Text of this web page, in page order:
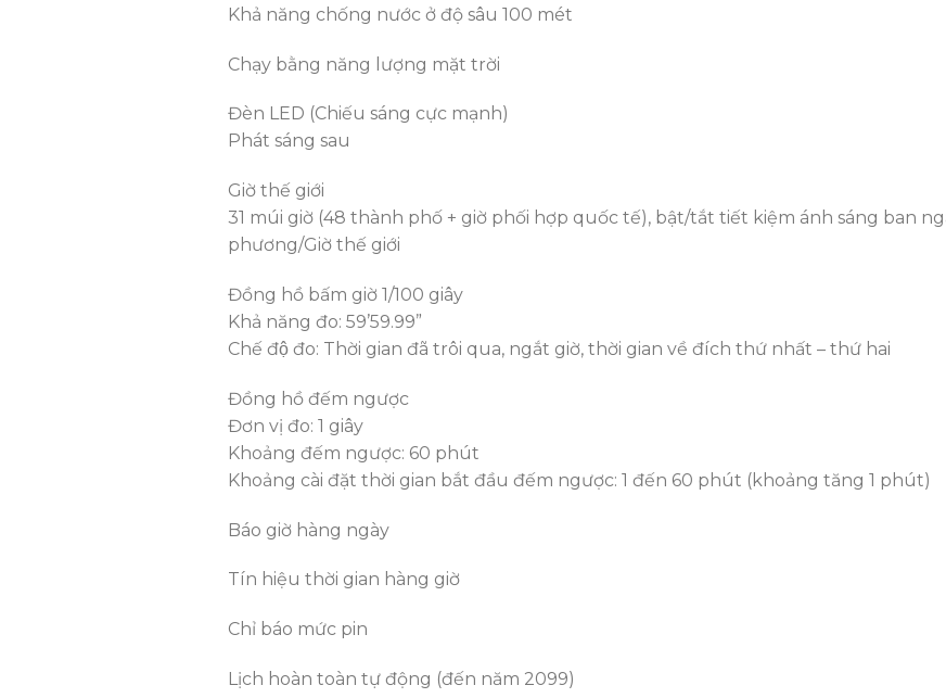
Khả năng chống nước ở độ sâu 100 mét
Chạy bằng năng lượng mặt trời
Đèn LED (Chiếu sáng cực mạnh)
Phát sáng sau
Giờ thế giới
31 múi giờ (48 thành phố + giờ phối hợp quốc tế), bật/tắt tiết kiệm ánh sáng ban
phương/Giờ thế giới
Đồng hồ bấm giờ 1/100 giây
Khả năng đo: 59’59.99”
Chế độ đo: Thời gian đã trôi qua, ngắt giờ, thời gian về đích thứ nhất – thứ hai
Đồng hồ đếm ngược
Đơn vị đo: 1 giây
Khoảng đếm ngược: 60 phút
Khoảng cài đặt thời gian bắt đầu đếm ngược: 1 đến 60 phút (khoảng tăng 1 phút)
Báo giờ hàng ngày
Tín hiệu thời gian hàng giờ
Chỉ báo mức pin
Lịch hoàn toàn tự động (đến năm 2099)